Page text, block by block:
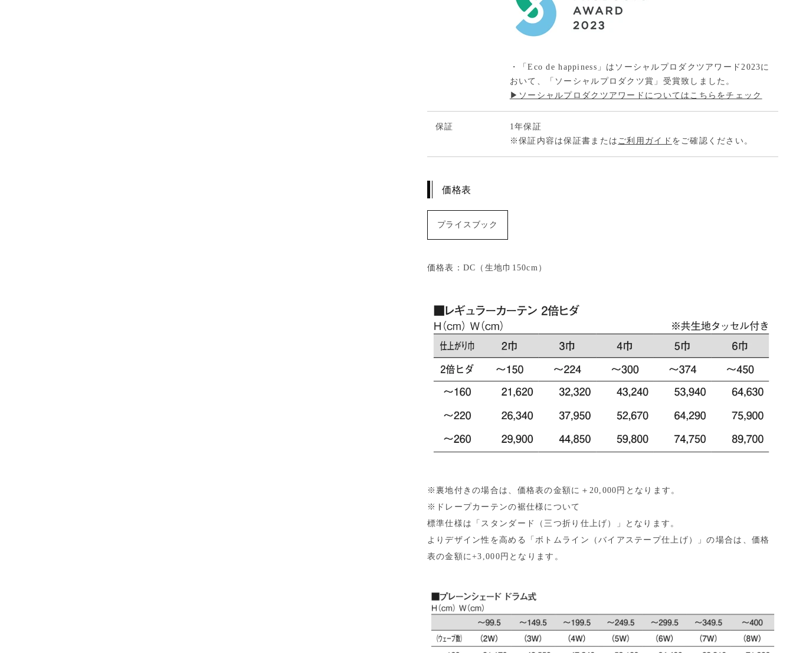
・「Eco de happiness」はソーシャルプロダクツアワード2023に
おいて、「ソーシャルプロダクツ賞」受賞致しました。
▶ソーシャルプロダクツアワードについてはこちらをチェック
保証
1年保証
※保証内容は保証書または ご利用ガイド をご確認ください。
価格表
プライスブック
価格表：DC（生地巾150cm）
※裏地付きの場合は、価格表の金額に＋20,000円となります。
※ドレープカーテンの裾仕様について
標準仕様は「スタンダード（三つ折り仕上げ）」となります。
よりデザイン性を高める「ボトムライン（バイアステープ仕上げ）」の場合は、価格
表の金額に+3,000円となります。